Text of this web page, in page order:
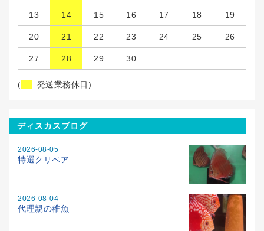
13 14 15 16 17 18 19
20 21 22 23 24 25 26
27 28 29 30
( 発送業務休日)
ディスカスブログ
2026-08-05
特選クリペア
2026-08-04
代理親の稚魚